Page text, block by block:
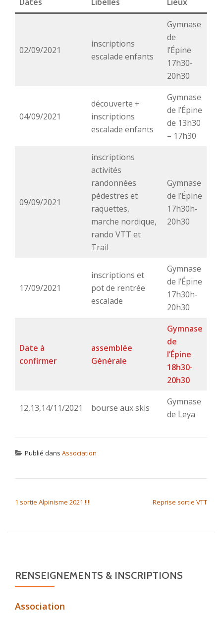
02/09/2021
inscriptions
escalade enfants
Gymnase
de
l’Épine
17h30-
20h30
04/09/2021
découverte +
inscriptions
escalade enfants
Gymnase
de l’Épine
de 13h30
– 17h30
09/09/2021
inscriptions
activités
randonnées
pédestres et
raquettes,
marche nordique,
rando VTT et
Trail
Gymnase
de l’Épine
17h30h-
20h30
17/09/2021
inscriptions et
pot de rentrée
escalade
Gymnase
de l’Épine
17h30h-
20h30
Date à
confirmer
assemblée
Générale
Gymnase
de
l’Épine
18h30-
20h30
12,13,14/11/2021 bourse aux skis
Gymnase
de Leya
Publié dans Association
1 sortie Alpinisme 2021 !!!! Reprise sortie VTT
RENSEIGNEMENTS & INSCRIPTIONS
Association